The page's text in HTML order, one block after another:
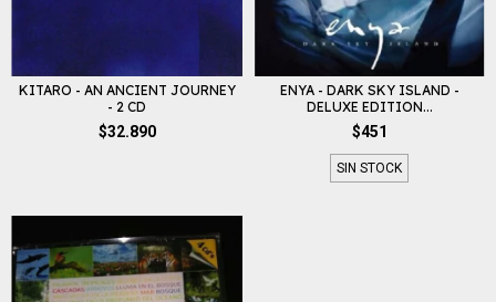
KITARO - AN ANCIENT JOURNEY
- 2 CD
$32.890
ENYA - DARK SKY ISLAND -
DELUXE EDITION...
$451
SIN STOCK